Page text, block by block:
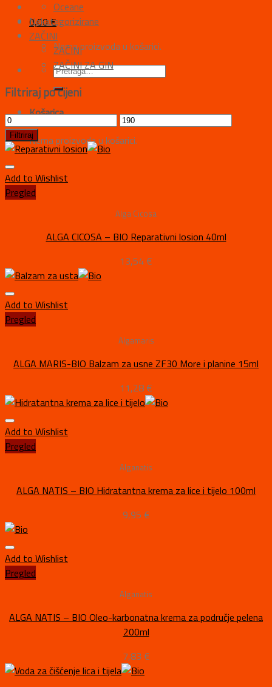
0,00€
Nema proizvoda u košarici.
Košarica
Nema proizvoda u košarici.
Oceane
Nekategorizirane
ZAČINI
ZAČINI
ZAČINI ZA GIN
Filtriraj po cijeni
Filtriraj
Add to Wishlist
Pregled
Alga Cicosa
ALGA CICOSA – BIO Reparativni losion 40ml
13,54 €
Add to Wishlist
Pregled
Algamaris
ALGA MARIS-BIO Balzam za usne ZF30 More i planine 15ml
11,28 €
Add to Wishlist
Pregled
Alganatis
ALGA NATIS – BIO Hidratantna krema za lice i tijelo 100ml
9,95 €
Add to Wishlist
Pregled
Alganatis
ALGA NATIS – BIO Oleo-karbonatna krema za područje pelena
200ml
7,83 €